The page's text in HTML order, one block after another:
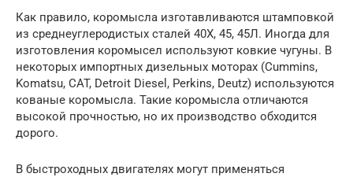
Как правило, коромысла изготавливаются штамповкой
из среднеуглеродистых сталей 40Х, 45, 45Л. Иногда для
изготовления коромысел используют ковкие чугуны. В
некоторых импортных дизельных моторах (Cummins,
Komatsu, CAT, Detroit Diesel, Perkins, Deutz) используются
кованые коромысла. Такие коромысла отличаются
высокой прочностью, но их производство обходится
дорого.
В быстроходных двигателях могут применяться